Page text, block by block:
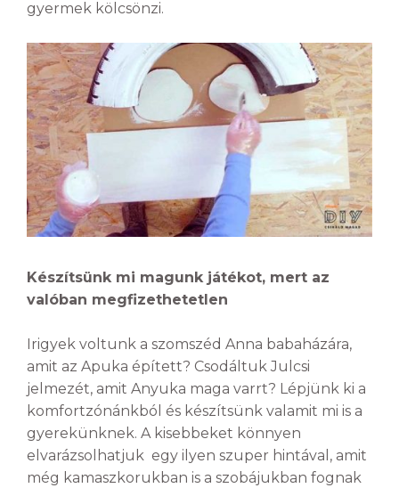
gyermek kölcsönzi.
Készítsünk mi magunk játékot, mert az
valóban megfizethetetlen
Irigyek voltunk a szomszéd Anna babaházára,
amit az Apuka épített? Csodáltuk Julcsi
jelmezét, amit Anyuka maga varrt? Lépjünk ki a
komfortzónánkból és készítsünk valamit mi is a
gyerekünknek. A kisebbeket könnyen
elvarázsolhatjuk egy ilyen szuper hintával, amit
még kamaszkorukban is a szobájukban fognak